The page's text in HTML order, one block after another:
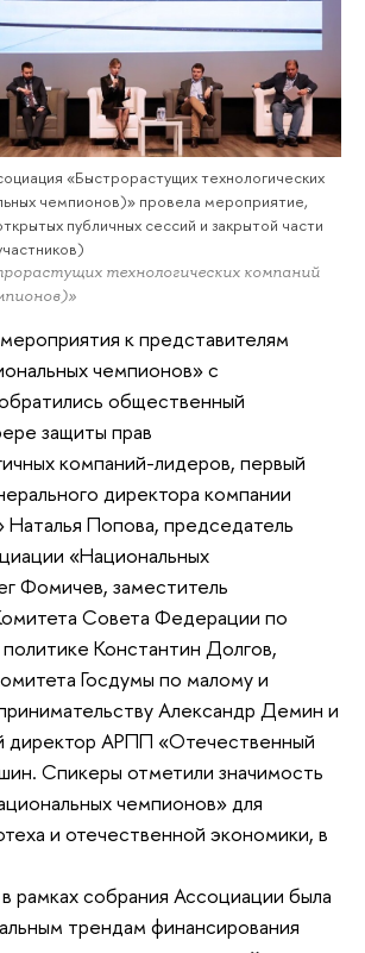
«Быстрорастущих технологических
чемпионов)» провела мероприятие,
публичных сессий и закрытой части
технологических компаний
к представителям
чемпионов» с
общественный
защиты прав
компаний-лидеров, первый
директора компании
Наталья Попова, председатель
«Национальных
Фомичев, заместитель
Совета Федерации по
Константин Долгов,
Госдумы по малому и
Александр Демин и
директор АРПП «Отечественный
Спикеры отметили значимость
чемпионов» для
и отечественной экономики, в
рамках собрания Ассоциации была
трендам финансирования